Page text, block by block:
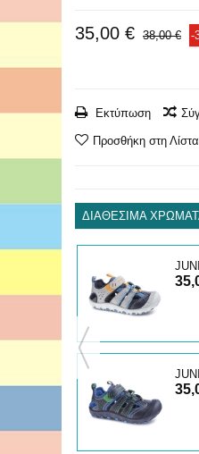
35,00 € 38,00 € -
Εκτύπωση
Προσθήκη στη
ΔΙΑΘΈΣΙΜΑ